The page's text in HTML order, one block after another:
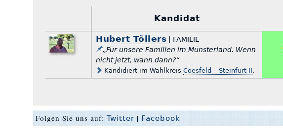
Kandidat
Hubert Töllers | FAMILIE
„Für unsere Familien im Münsterland. Wenn
nicht jetzt, wann dann?“
Kandidiert im WahlkreisCoesfeld – Steinfurt II.
Folgen Sie uns auf:Twitter | Facebook